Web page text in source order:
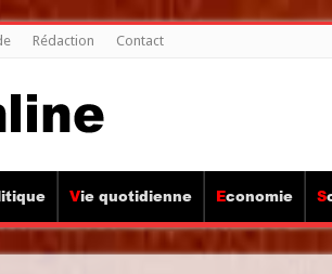
Rédaction Contact
Vie quotidienne Economie